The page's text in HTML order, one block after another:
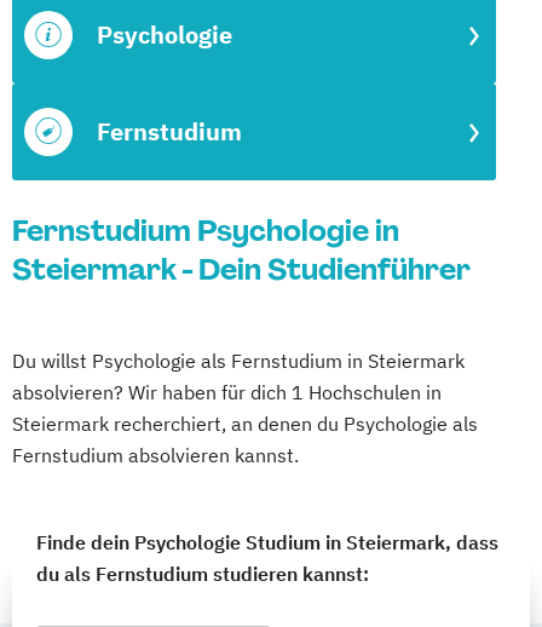
Fernstudium
Psychologie
Fernstudium Psychologie in
Steiermark - Dein Studienführer
Du willst Psychologie als Fernstudium in Steiermark
absolvieren? Wir haben für dich 1 Hochschulen in
Steiermark recherchiert, an denen du Psychologie als
Fernstudium absolvieren kannst.
Finde dein Psychologie Studium in Steiermark, dass
du als Fernstudium studieren kannst: